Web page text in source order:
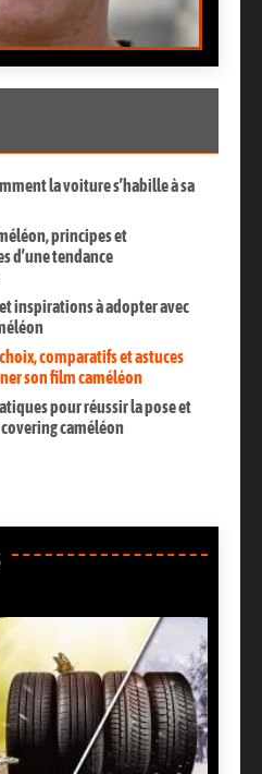
la voiture s’habille à sa
principes et
d’une tendance
inspirations à adopter avec
comparatifs et astuces
son film caméléon
pour réussir la pose et
caméléon